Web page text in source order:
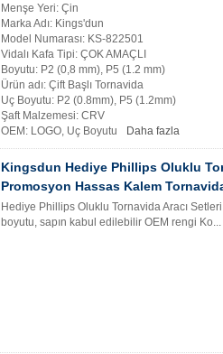
Menşe Yeri: Çin
Marka Adı: Kings'dun
Model Numarası: KS-822501
Vidalı Kafa Tipi: ÇOK AMAÇLI
Boyutu: P2 (0,8 mm), P5 (1.2 mm)
Ürün adı: Çift Başlı Tornavida
Uç Boyutu: P2 (0.8mm), P5 (1.2mm)
Şaft Malzemesi: CRV
OEM: LOGO, Uç Boyutu
Daha fazla
Kingsdun Hediye Phillips Oluklu
Promosyon Hassas Kalem
Hediye Phillips Oluklu Tornavida Aracı
boyutu, sapın kabul edilebilir OEM rengi Ko...